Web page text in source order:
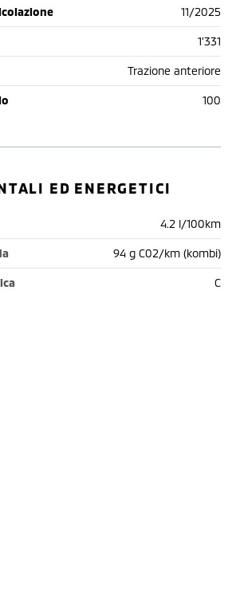
11/2025
1'331
Trazione anteriore
100
ED ENERGETICI
4.2 l/100km
94 g C02/km (kombi)
C